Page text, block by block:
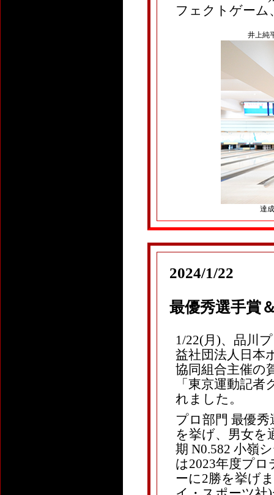
フェクトゲーム
井上純
達
2024/1/22
最優秀選手賞
1/22(月)、品川
益社団法人日本
協同組合主催の
「東京運動記
れました。
プロ部門 最優
を挙げ、男女を
期 N0.582 小嶺
は2023年度プ
ーに2勝を挙げ